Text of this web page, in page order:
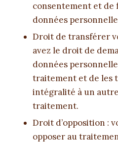
consentement et de
données
Droit de transférer
avez le droit de
données
traitement et de les
intégralité à un
traitement.
Droit d’opposition :
opposer au